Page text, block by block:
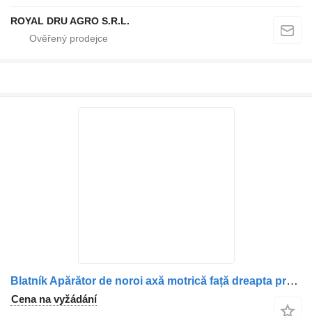
ROYAL DRU AGRO S.R.L.
Blatník Apărător de noroi axă motrică față dreapta pro nákladní auta Mercedes-Benz A9605200119 / A9605201719
Cena na vyžádání